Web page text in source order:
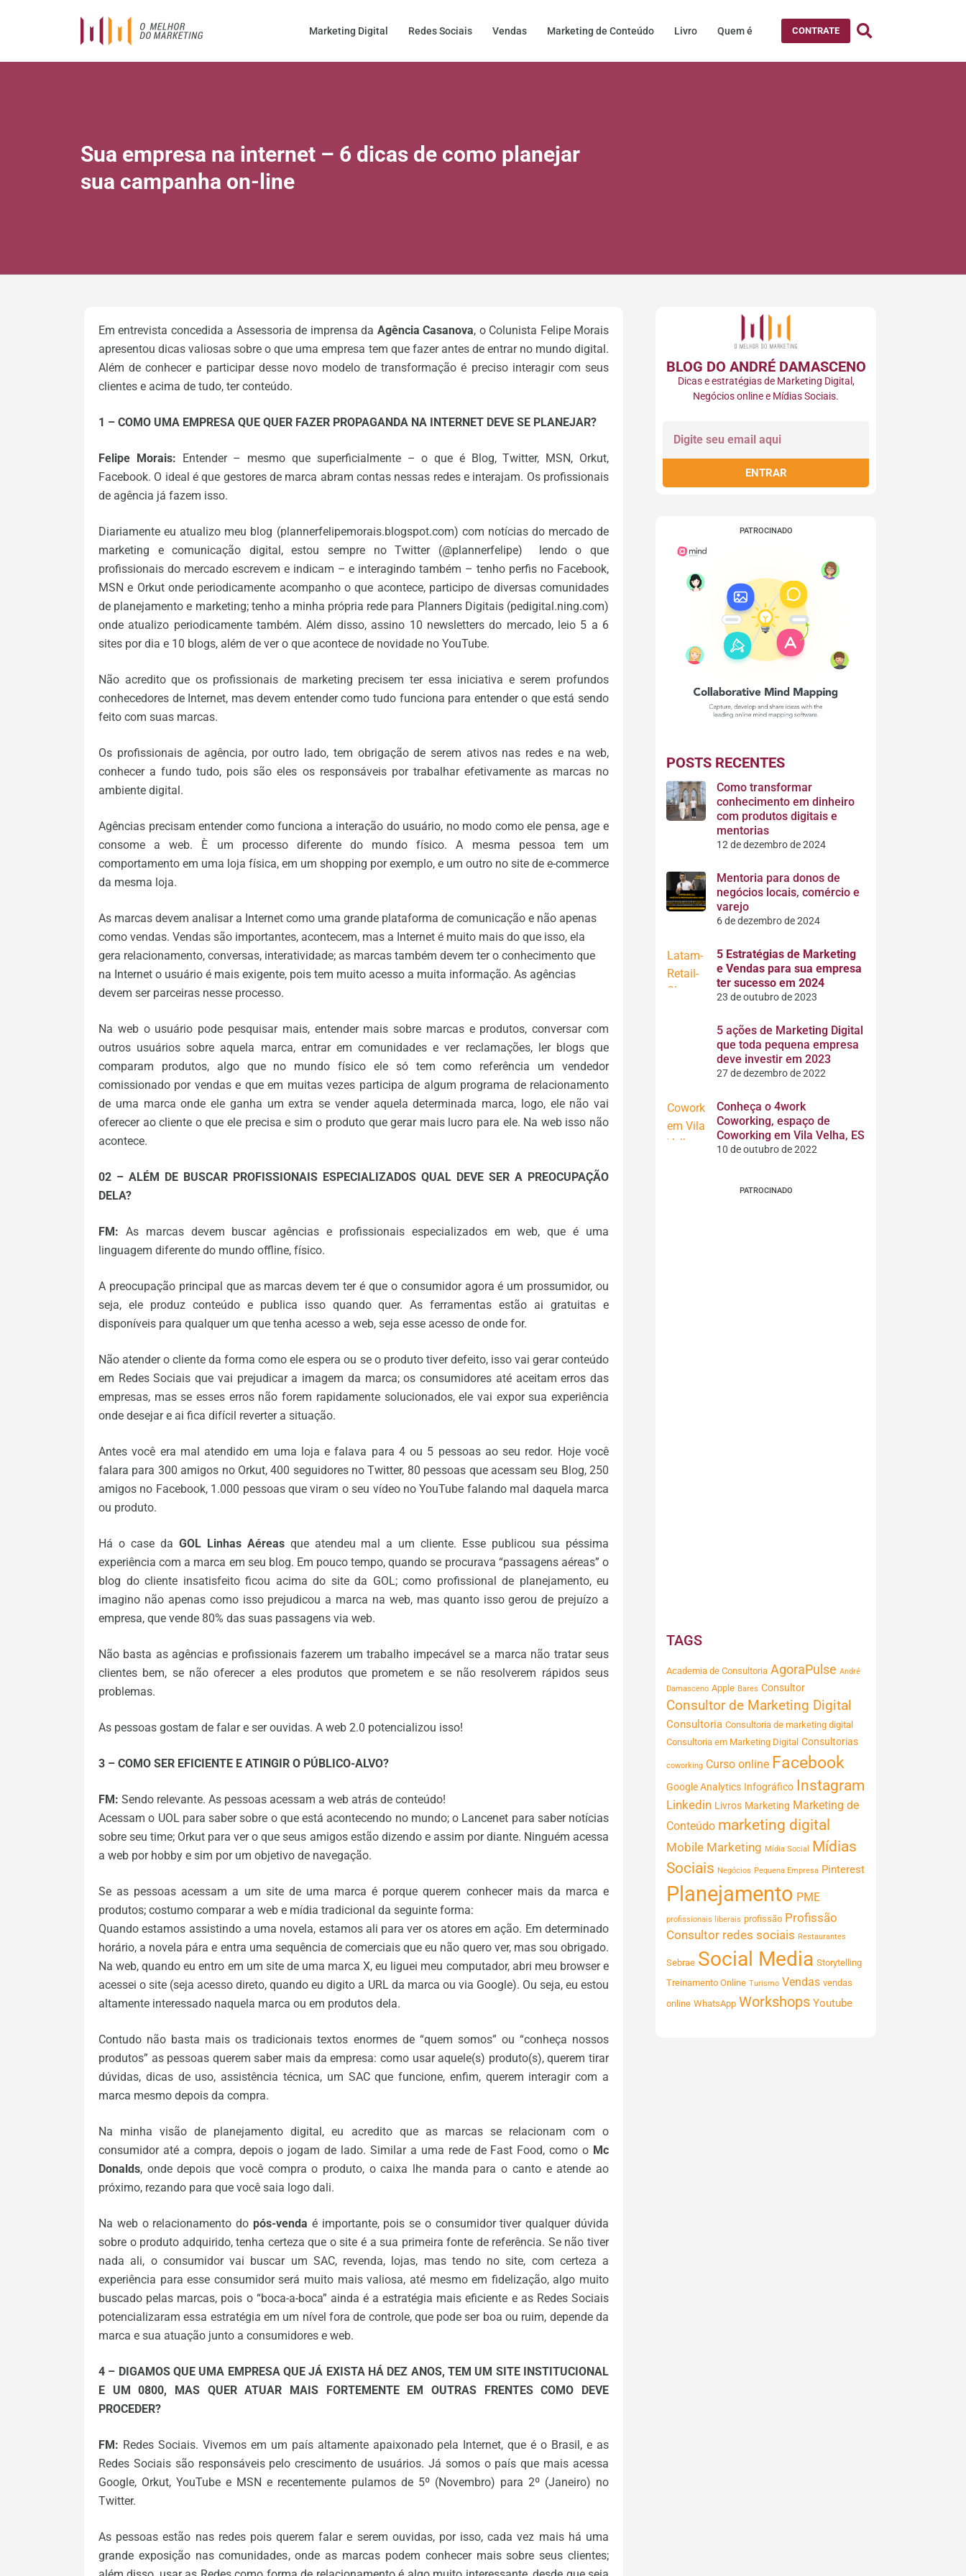
Marketing Digital Redes Sociais Vendas Marketing de Conteúdo Livro Quem é CONTRATE
Sua empresa na internet – 6 dicas de como planejar
sua campanha on-line
Em entrevista concedida a Assessoria de imprensa da Agência Casanova, o Colunista Felipe Morais
apresentou dicas valiosas sobre o que uma empresa tem que fazer antes de entrar no mundo digital.
Além de conhecer e participar desse novo modelo de transformação é preciso interagir com seus
clientes e acima de tudo, ter conteúdo.
1 – COMO UMA EMPRESA QUE QUER FAZER PROPAGANDA NA INTERNET DEVE SE PLANEJAR?
Felipe Morais: Entender – mesmo que superficialmente – o que é Blog, Twitter, MSN, Orkut,
Facebook. O ideal é que gestores de marca abram contas nessas redes e interajam. Os profissionais
de agência já fazem isso.
Diariamente eu atualizo meu blog (plannerfelipemorais.blogspot.com) com notícias do mercado de
marketing e comunicação digital, estou sempre no Twitter (@plannerfelipe) lendo o que
profissionais do mercado escrevem e indicam – e interagindo também – tenho perfis no Facebook,
MSN e Orkut onde periodicamente acompanho o que acontece, participo de diversas comunidades
de planejamento e marketing; tenho a minha própria rede para Planners Digitais (pedigital.ning.com)
onde atualizo periodicamente também. Além disso, assino 10 newsletters do mercado, leio 5 a 6
sites por dia e 10 blogs, além de ver o que acontece de novidade no YouTube.
Não acredito que os profissionais de marketing precisem ter essa iniciativa e serem profundos
conhecedores de Internet, mas devem entender como tudo funciona para entender o que está sendo
feito com suas marcas.
Os profissionais de agência, por outro lado, tem obrigação de serem ativos nas redes e na web,
conhecer a fundo tudo, pois são eles os responsáveis por trabalhar efetivamente as marcas no
ambiente digital.
Agências precisam entender como funciona a interação do usuário, no modo como ele pensa, age e
consome a web. È um processo diferente do mundo físico. A mesma pessoa tem um
comportamento em uma loja física, em um shopping por exemplo, e um outro no site de e-commerce
da mesma loja.
As marcas devem analisar a Internet como uma grande plataforma de comunicação e não apenas
como vendas. Vendas são importantes, acontecem, mas a Internet é muito mais do que isso, ela
gera relacionamento, conversas, interatividade; as marcas também devem ter o conhecimento que
na Internet o usuário é mais exigente, pois tem muito acesso a muita informação. As agências
devem ser parceiras nesse processo.
Na web o usuário pode pesquisar mais, entender mais sobre marcas e produtos, conversar com
outros usuários sobre aquela marca, entrar em comunidades e ver reclamações, ler blogs que
comparam produtos, algo que no mundo físico ele só tem como referência um vendedor
comissionado por vendas e que em muitas vezes participa de algum programa de relacionamento
de uma marca onde ele ganha um extra se vender aquela determinada marca, logo, ele não vai
oferecer ao cliente o que ele precisa e sim o produto que gerar mais lucro para ele. Na web isso não
acontece.
02 – ALÉM DE BUSCAR PROFISSIONAIS ESPECIALIZADOS QUAL DEVE SER A PREOCUPAÇÃO
DELA?
FM: As marcas devem buscar agências e profissionais especializados em web, que é uma
linguagem diferente do mundo offline, físico.
A preocupação principal que as marcas devem ter é que o consumidor agora é um prossumidor, ou
seja, ele produz conteúdo e publica isso quando quer. As ferramentas estão ai gratuitas e
disponíveis para qualquer um que tenha acesso a web, seja esse acesso de onde for.
Não atender o cliente da forma como ele espera ou se o produto tiver defeito, isso vai gerar conteúdo
em Redes Sociais que vai prejudicar a imagem da marca; os consumidores até aceitam erros das
empresas, mas se esses erros não forem rapidamente solucionados, ele vai expor sua experiência
onde desejar e ai fica difícil reverter a situação.
Antes você era mal atendido em uma loja e falava para 4 ou 5 pessoas ao seu redor. Hoje você
falara para 300 amigos no Orkut, 400 seguidores no Twitter, 80 pessoas que acessam seu Blog, 250
amigos no Facebook, 1.000 pessoas que viram o seu vídeo no YouTube falando mal daquela marca
ou produto.
Há o case da GOL Linhas Aéreasque atendeu mal a um cliente. Esse publicou sua péssima
experiência com a marca em seu blog. Em pouco tempo, quando se procurava “passagens aéreas” o
blog do cliente insatisfeito ficou acima do site da GOL; como profissional de planejamento, eu
imagino não apenas como isso prejudicou a marca na web, mas quanto isso gerou de prejuízo a
empresa, que vende 80% das suas passagens via web.
Não basta as agências e profissionais fazerem um trabalho impecável se a marca não tratar seus
clientes bem, se não oferecer a eles produtos que prometem e se não resolverem rápidos seus
problemas.
As pessoas gostam de falar e ser ouvidas. A web 2.0 potencializou isso!
3 – COMO SER EFICIENTE E ATINGIR O PÚBLICO-ALVO?
FM: Sendo relevante. As pessoas acessam a web atrás de conteúdo!
Acessam o UOL para saber sobre o que está acontecendo no mundo; o Lancenet para saber notícias
sobre seu time; Orkut para ver o que seus amigos estão dizendo e assim por diante. Ninguém acessa
a web por hobby e sim por um objetivo de navegação.
Se as pessoas acessam a um site de uma marca é porque querem conhecer mais da marca e
produtos; costumo comparar a web e mídia tradicional da seguinte forma:
Quando estamos assistindo a uma novela, estamos ali para ver os atores em ação. Em determinado
horário, a novela pára e entra uma sequência de comerciais que eu não quero ver, mas sou obrigado.
Na web, quando eu entro em um site de uma marca X, eu liguei meu computador, abri meu browser e
acessei o site (seja acesso direto, quando eu digito a URL da marca ou via Google). Ou seja, eu estou
altamente interessado naquela marca ou em produtos dela.
Contudo não basta mais os tradicionais textos enormes de “quem somos” ou “conheça nossos
produtos” as pessoas querem saber mais da empresa: como usar aquele(s) produto(s), querem tirar
dúvidas, dicas de uso, assistência técnica, um SAC que funcione, enfim, querem interagir com a
marca mesmo depois da compra.
Na minha visão de planejamento digital, eu acredito que as marcas se relacionam com o
consumidor até a compra, depois o jogam de lado. Similar a uma rede de Fast Food, como o Mc
Donalds, onde depois que você compra o produto, o caixa lhe manda para o canto e atende ao
próximo, rezando para que você saia logo dali.
Na web o relacionamento do pós-venda é importante, pois se o consumidor tiver qualquer dúvida
sobre o produto adquirido, tenha certeza que o site é a sua primeira fonte de referência. Se não tiver
nada ali, o consumidor vai buscar um SAC, revenda, lojas, mas tendo no site, com certeza a
experiência para esse consumidor será muito mais valiosa, até mesmo em fidelização, algo muito
buscado pelas marcas, pois o “boca-a-boca” ainda é a estratégia mais eficiente e as Redes Sociais
potencializaram essa estratégia em um nível fora de controle, que pode ser boa ou ruim, depende da
marca e sua atuação junto a consumidores e web.
4 – DIGAMOS QUE UMA EMPRESA QUE JÁ EXISTA HÁ DEZ ANOS, TEM UM SITE INSTITUCIONAL
E UM 0800, MAS QUER ATUAR MAIS FORTEMENTE EM OUTRAS FRENTES COMO DEVE
PROCEDER?
FM: Redes Sociais. Vivemos em um país altamente apaixonado pela Internet, que é o Brasil, e as
Redes Sociais são responsáveis pelo crescimento de usuários. Já somos o país que mais acessa
Google, Orkut, YouTube e MSN e recentemente pulamos de 5º (Novembro) para 2º (Janeiro) no
Twitter.
As pessoas estão nas redes pois querem falar e serem ouvidas, por isso, cada vez mais há uma
grande exposição nas comunidades, onde as marcas podem conhecer mais sobre seus clientes;
BLOG DO ANDRÉ DAMASCENO​
Dicas e estratégias de Marketing Digital,
Negócios online e Mídias Sociais.
ENTRAR
PATROCINADO
POSTS RECENTES
Como transformar
conhecimento em dinheiro
com produtos digitais e
mentorias
12 de dezembro de 2024
Mentoria para donos de
negócios locais, comércio e
varejo
6 de dezembro de 2024
5 Estratégias de Marketing
e Vendas para sua empresa
ter sucesso em 2024
23 de outubro de 2023
5 ações de Marketing Digital
que toda pequena empresa
deve investir em 2023
27 de dezembro de 2022
Conheça o 4work
Coworking, espaço de
Coworking em Vila Velha, ES
10 de outubro de 2022
PATROCINADO
TAGS
Academia de Consultoria AgoraPulse André
Damasceno Apple Bares Consultor
Consultor de Marketing Digital
Consultoria Consultoria de marketing digital
Consultoria em Marketing Digital Consultorias
coworking Curso online Facebook
Google Analytics Infográfico Instagram
Linkedin Livros Marketing Marketing de
Conteúdo marketing digital
Mobile Marketing Mídia Social
Mídias
Sociais Negócios Pequena Empresa Pinterest
Planejamento PME
profissionais liberais profissão Profissão
Consultor redes sociais Restaurantes
Sebrae Social Media Storytelling
Treinamento Online Turismo Vendas vendas
online WhatsApp Workshops Youtube